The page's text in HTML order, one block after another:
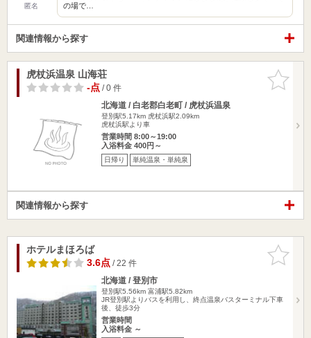
匿名
の場で…
関連情報から探す
お気に入
りに追加
虎杖浜温泉 山海荘
-点/ 0 件
北海道 / 白老郡白老町 / 虎杖浜温泉
登別駅5.17km 虎杖浜駅2.09km
虎杖浜駅より車
営業時間 8:00～19:00
入浴料金 400円～
日帰り 単純温泉・単純泉
関連情報から探す
お気に入
りに追加
ホテルまほろば
3.6点/ 22 件
北海道 / 登別市
登別駅5.56km 富浦駅5.82km
JR登別駅よりバスを利用し、終点温泉バスターミナル下車
後、徒歩3分
営業時間
入浴料金 ～